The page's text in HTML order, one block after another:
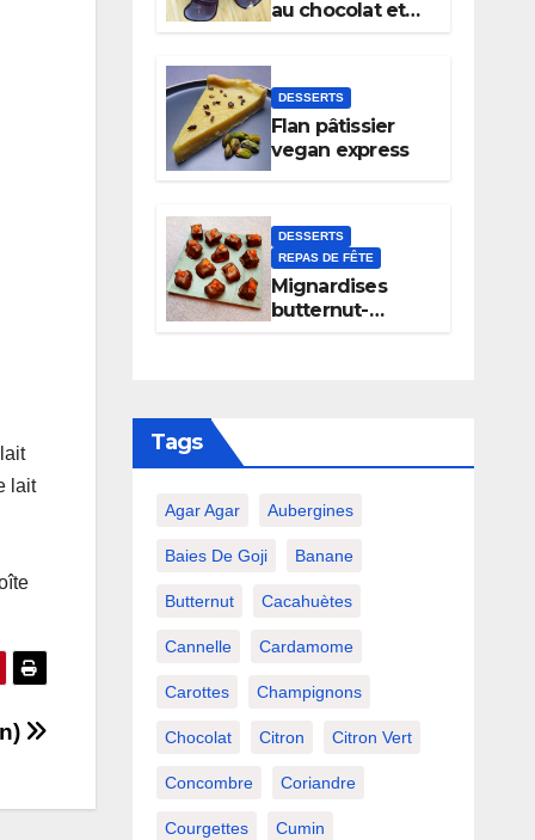
lait
au chocolat et
DESSERTS
Flan pâtissier
vegan express
DESSERTS
REPAS DE FÊTE
Mignardises
butternut-
Tags
Agar Agar Aubergines
Baies De Goji Banane
Butternut Cacahuètes
Cannelle Cardamome
Carottes Champignons
Chocolat Citron Citron Vert
Concombre Coriandre
Courgettes Cumin